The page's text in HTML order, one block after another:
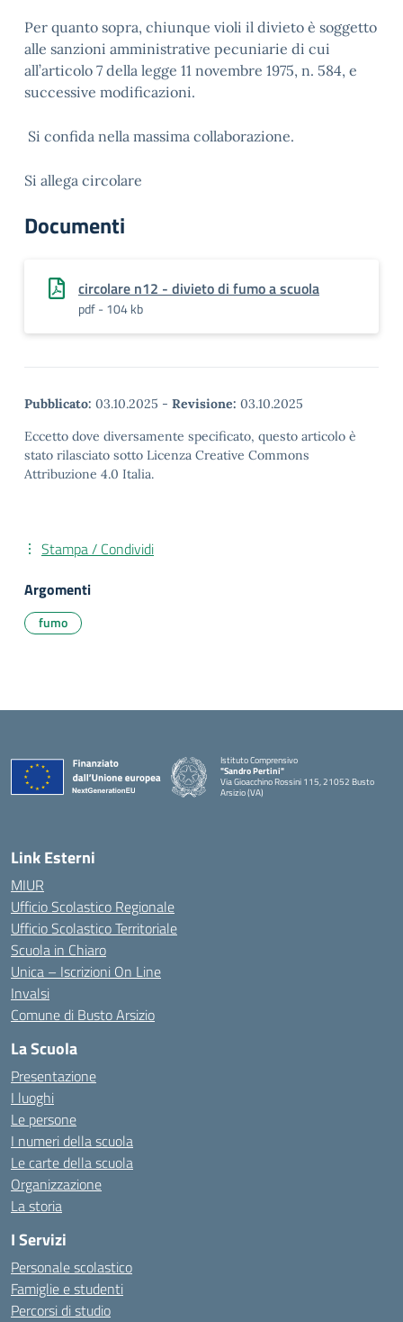
Per quanto sopra, chiunque violi il divieto è soggetto
alle sanzioni amministrative pecuniarie di cui
all’articolo 7 della legge 11 novembre 1975, n. 584, e
successive modificazioni.
Si confida nella massima collaborazione.
Si allega circolare
Documenti
circolare n12 - divieto di fumo a scuola
pdf - 104 kb
Pubblicato: 03.10.2025 - Revisione: 03.10.2025
Eccetto dove diversamente specificato, questo articolo è
stato rilasciato sotto Licenza Creative Commons
Attribuzione 4.0 Italia.
Stampa / Condividi
Argomenti
fumo
Istituto Comprensivo
"Sandro Pertini"
Via Gioacchino Rossini 115, 21052 Busto
Arsizio (VA)
Link Esterni
MIUR
Ufficio Scolastico Regionale
Ufficio Scolastico Territoriale
Scuola in Chiaro
Unica – Iscrizioni On Line
Invalsi
Comune di Busto Arsizio
La Scuola
Presentazione
I luoghi
Le persone
I numeri della scuola
Le carte della scuola
Organizzazione
La storia
I Servizi
Personale scolastico
Famiglie e studenti
Percorsi di studio